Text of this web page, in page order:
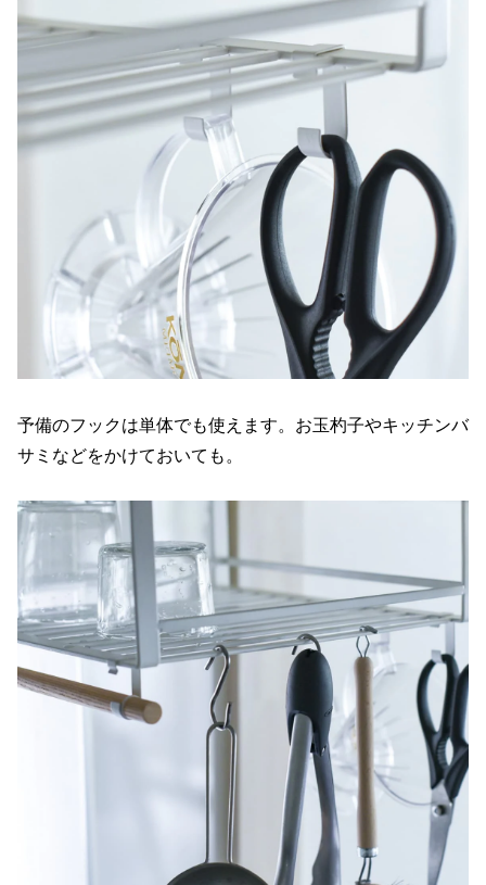
予備のフックは単体でも使えます。お玉杓子やキッチンバ
サミなどをかけておいても。